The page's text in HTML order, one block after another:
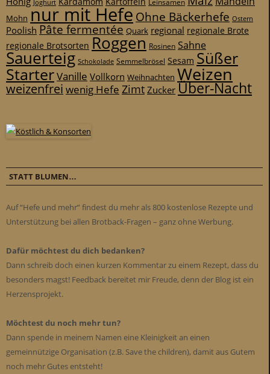
Joghurt Leinsamen
Mohn nur mit Hefe Ohne Bäckerhefe Ostern
Poolish Pâte fermentée Quark regional regionale Brote
regionale Brotsorten Roggen Rosinen Sahne
Sauerteig Schokolade Semmelbrösel Sesam Süßer
StarterVanille Vollkorn Weihnachten Weizen
weizenfrei wenig Hefe ZimtZuckerÜber-Nacht
STATT BLUMEN…
Auf “Hefe und mehr” findest du mehr als 800 kostenlose Rezepte und
Unterstützung bei allen Brotback-Fragen – ganz ohne Werbung.
Dafür möchtest du dich bedanken?
Dann schreib doch einen kurzen Kommentar zu einem Rezept, dass du
besonders magst! Feedback bereitet mir Freude, denn der Blog ist ein
Herzensprojekt.
Möchtest du noch mehr tun?
Dann spende in meinem Namen eine Kleinigkeit an einen
gemeinnützige Organisation (z.B. Save the children), damit aus Gutem
noch mehr Gutes entsteht!